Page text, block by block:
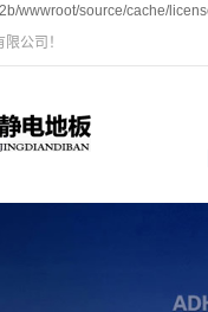
wwwroot/source/cache/
公司！